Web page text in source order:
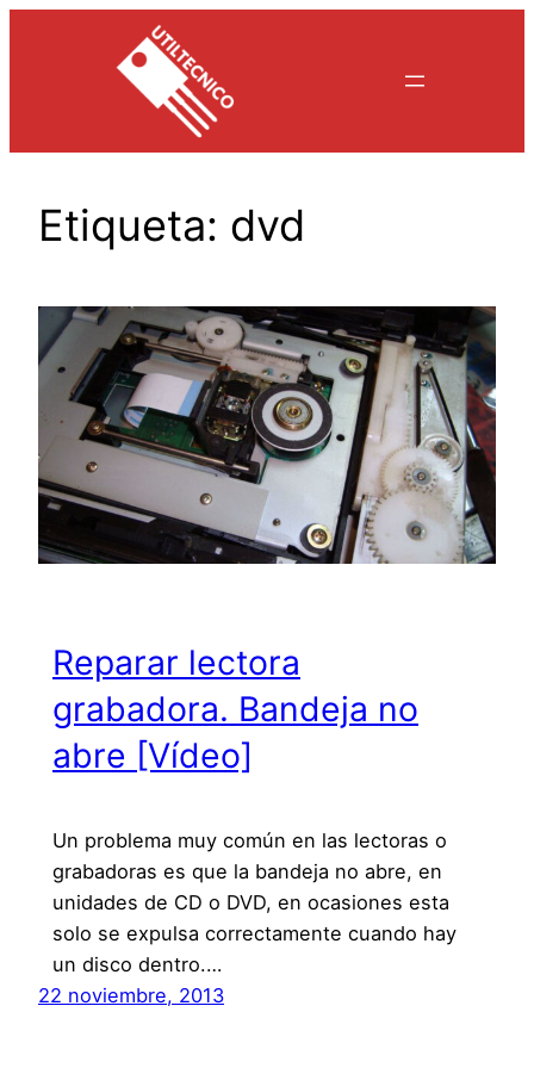
Etiqueta: dvd
Reparar lectora
grabadora. Bandeja no
abre [Vídeo]
Un problema muy común en las lectoras o
grabadoras es que la bandeja no abre, en
unidades de CD o DVD, en ocasiones esta
solo se expulsa correctamente cuando hay
un disco dentro.…
22 noviembre, 2013